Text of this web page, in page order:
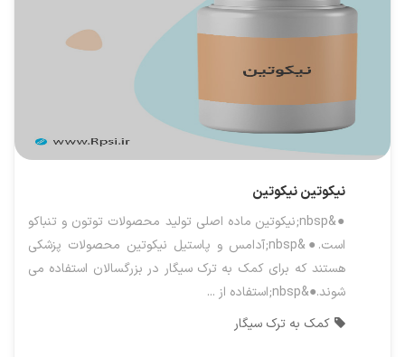
نیکوتیننیکوتین
●&nbsp;نیکوتین ماده اصلی تولید محصولات توتون و تنباکو
است.●&nbsp;آدامس و پاستیل نیکوتین محصولات پزشکی
هستند که برای کمک به ترک سیگار در بزرگسالان استفاده می
شوند.●&nbsp;استفاده از ...
کمک به ترک سیگار